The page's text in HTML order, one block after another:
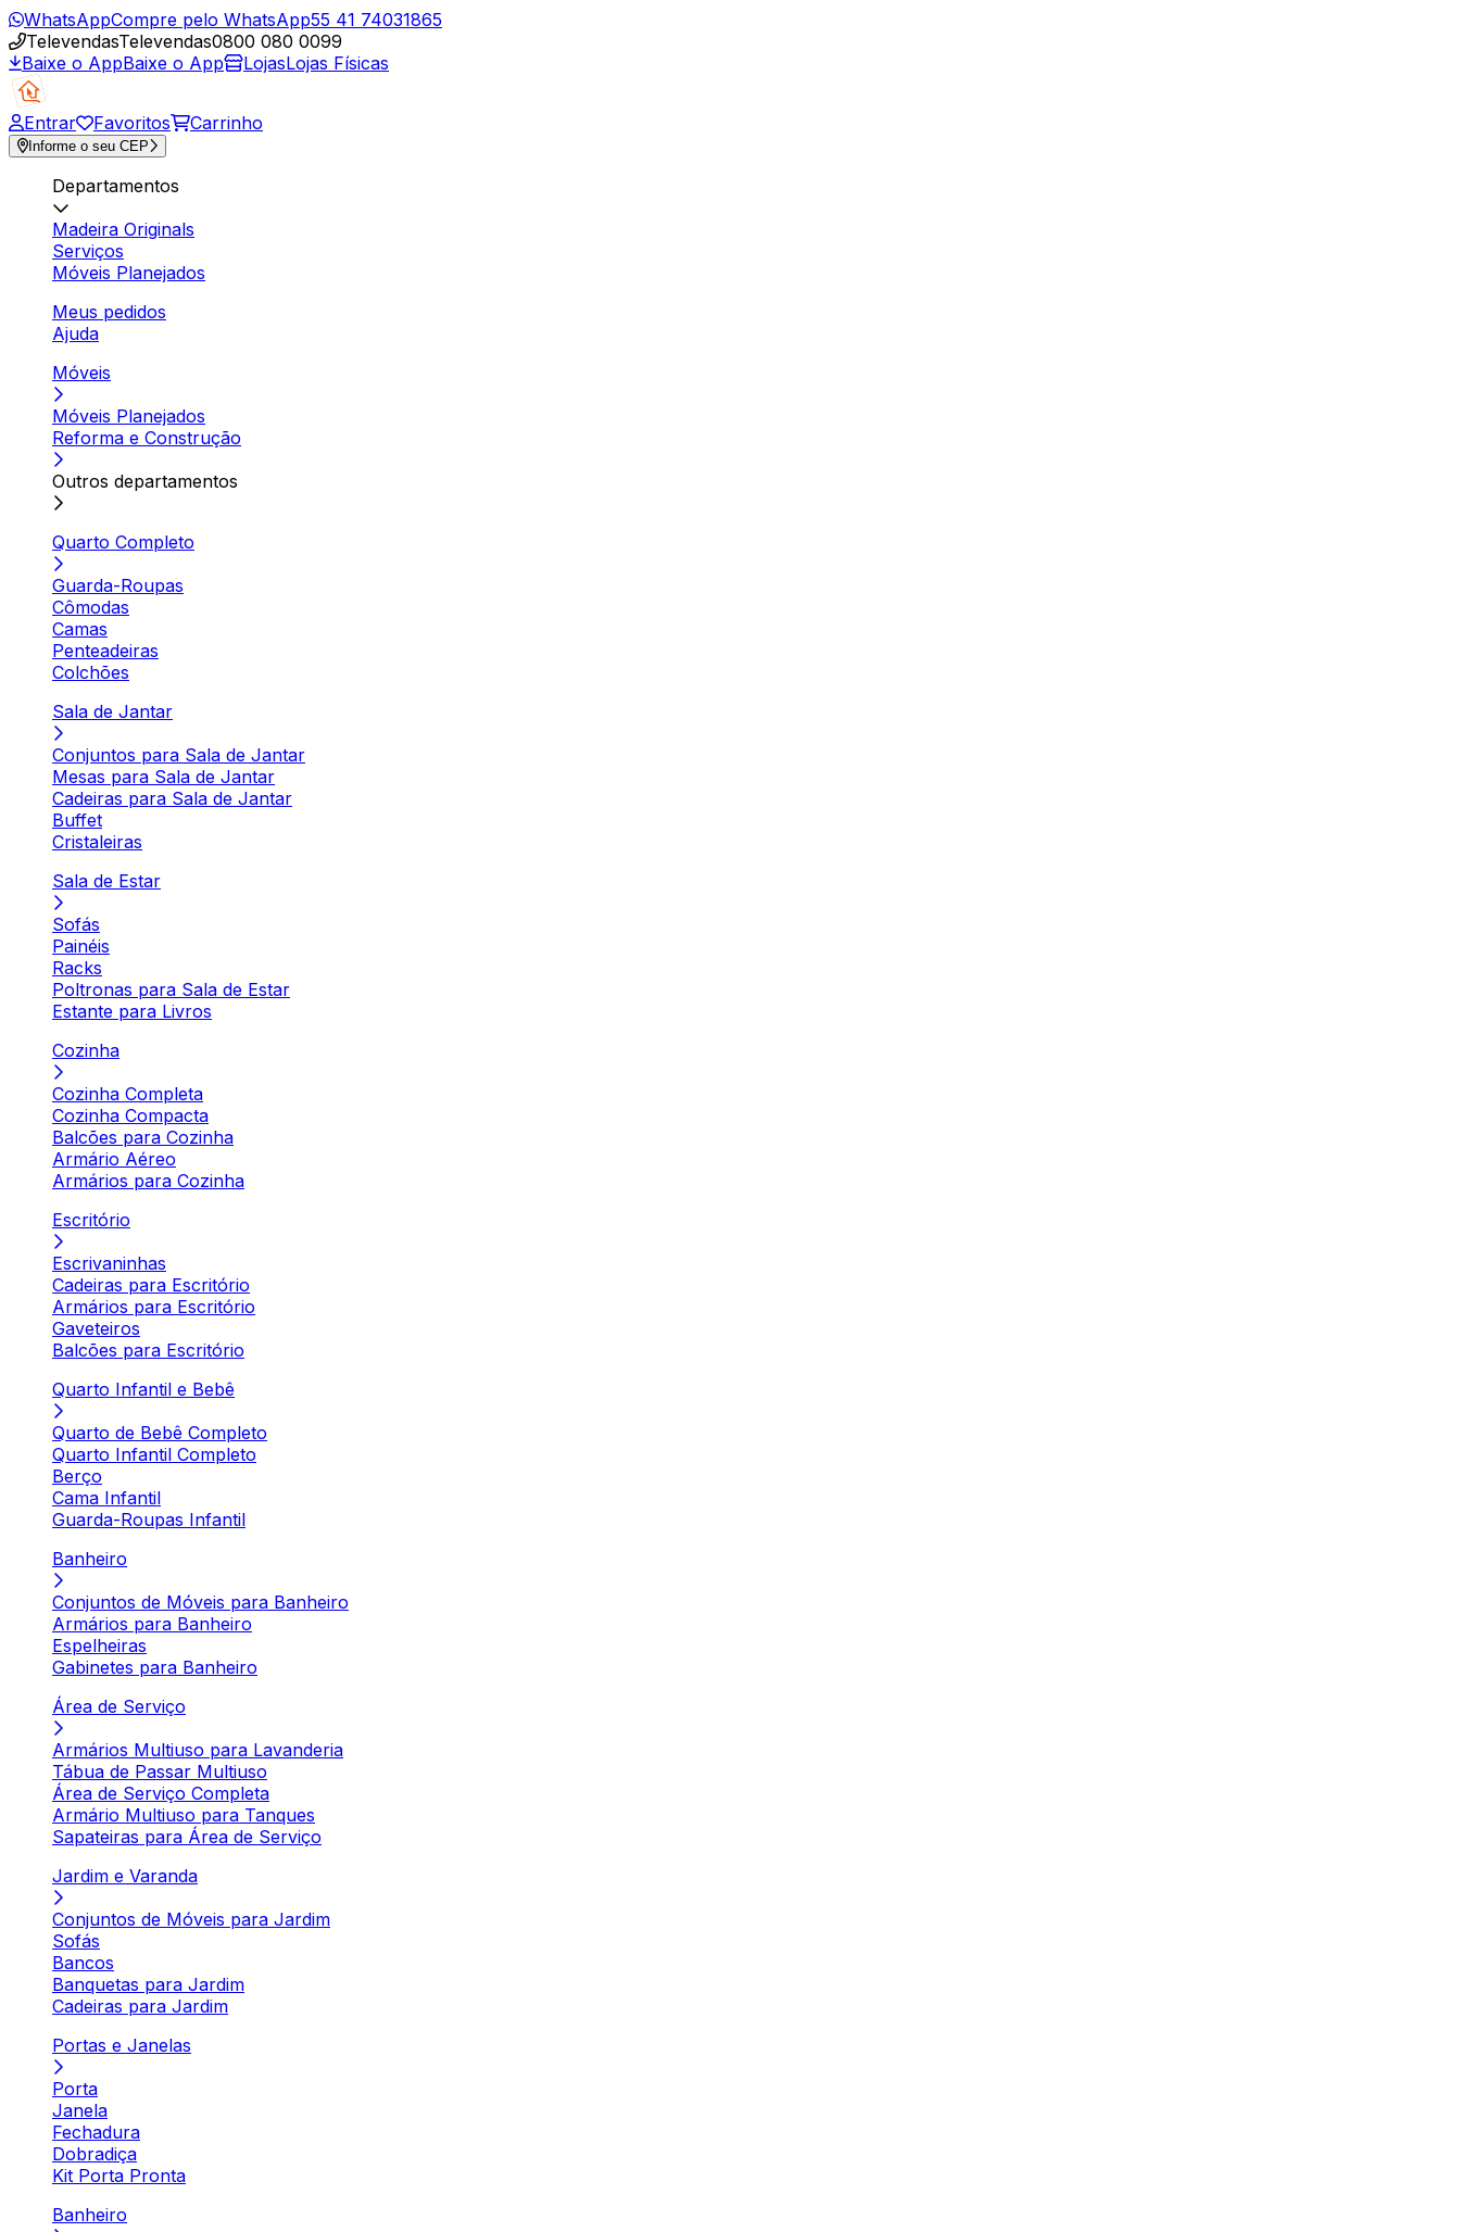
WhatsAppCompre pelo WhatsApp55 41 74031865
TelevendasTelevendas0800 080 0099
Baixe o AppBaixe o App LojasLojas Físicas
Entrar Favoritos Carrinho
Informe o seu CEP
Departamentos
Madeira Originals
Serviços
Móveis Planejados
Meus pedidos
Ajuda
Móveis
Móveis Planejados
Reforma e Construção
Outros departamentos
Quarto Completo
Guarda-Roupas
Cômodas
Camas
Penteadeiras
Colchões
Sala de Jantar
Conjuntos para Sala de Jantar
Mesas para Sala de Jantar
Cadeiras para Sala de Jantar
Buffet
Cristaleiras
Sala de Estar
Sofás
Painéis
Racks
Poltronas para Sala de Estar
Estante para Livros
Cozinha
Cozinha Completa
Cozinha Compacta
Balcões para Cozinha
Armário Aéreo
Armários para Cozinha
Escritório
Escrivaninhas
Cadeiras para Escritório
Armários para Escritório
Gaveteiros
Balcões para Escritório
Quarto Infantil e Bebê
Quarto de Bebê Completo
Quarto Infantil Completo
Berço
Cama Infantil
Guarda-Roupas Infantil
Banheiro
Conjuntos de Móveis para Banheiro
Armários para Banheiro
Espelheiras
Gabinetes para Banheiro
Área de Serviço
Armários Multiuso para Lavanderia
Tábua de Passar Multiuso
Área de Serviço Completa
Armário Multiuso para Tanques
Sapateiras para Área de Serviço
Jardim e Varanda
Conjuntos de Móveis para Jardim
Sofás
Bancos
Banquetas para Jardim
Cadeiras para Jardim
Portas e Janelas
Porta
Janela
Fechadura
Dobradiça
Kit Porta Pronta
Banheiro